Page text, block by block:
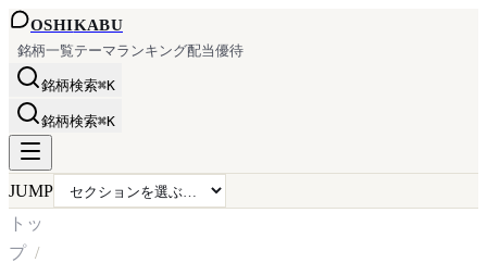
OSHIKABU
銘柄一覧テーマランキング配当優待
銘柄検索⌘K
銘柄検索⌘K
JUMP
トッ
プ